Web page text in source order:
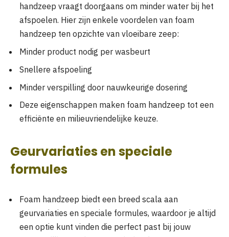
handzeep vraagt doorgaans om minder water bij het
afspoelen. Hier zijn enkele voordelen van foam
handzeep ten opzichte van vloeibare zeep:
Minder product nodig per wasbeurt
Snellere afspoeling
Minder verspilling door nauwkeurige dosering
Deze eigenschappen maken foam handzeep tot een
efficiënte en milieuvriendelijke keuze.
Geurvariaties en speciale
formules
Foam handzeep biedt een breed scala aan
geurvariaties en speciale formules, waardoor je altijd
een optie kunt vinden die perfect past bij jouw